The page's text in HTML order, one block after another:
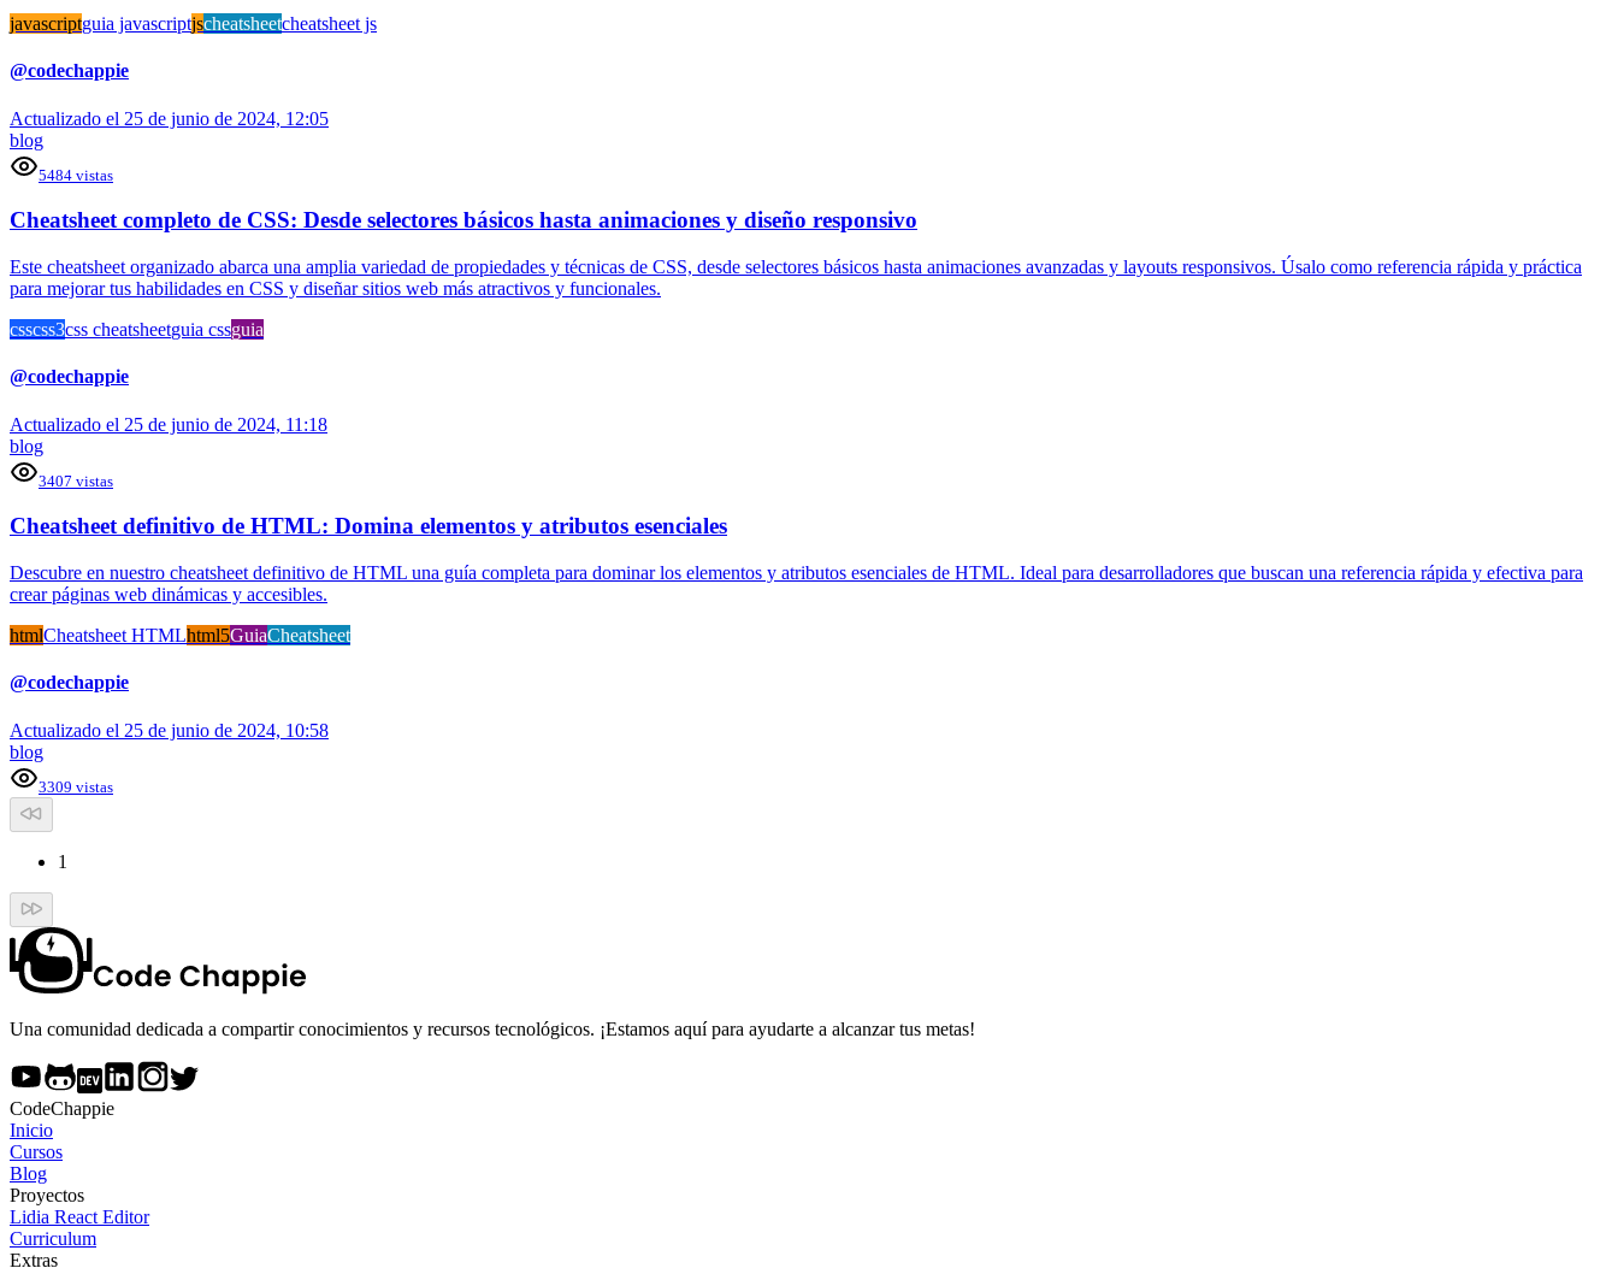
javascriptguia javascriptjscheatsheetcheatsheet js
@codechappie
Actualizado el 25 de junio de 2024, 12:05
blog
5484 vistas
Cheatsheet completo de CSS: Desde selectores básicos hasta animaciones y diseño responsivo
Este cheatsheet organizado abarca una amplia variedad de propiedades y técnicas de CSS, desde selectores básicos hasta animaciones avanzadas y layouts responsivos. Úsalo como referencia rápida y práctica
para mejorar tus habilidades en CSS y diseñar sitios web más atractivos y funcionales.
csscss3css cheatsheetguia cssguia
@codechappie
Actualizado el 25 de junio de 2024, 11:18
blog
3407 vistas
Cheatsheet definitivo de HTML: Domina elementos y atributos esenciales
Descubre en nuestro cheatsheet definitivo de HTML una guía completa para dominar los elementos y atributos esenciales de HTML. Ideal para desarrolladores que buscan una referencia rápida y efectiva para
crear páginas web dinámicas y accesibles.
htmlCheatsheet HTMLhtml5GuiaCheatsheet
@codechappie
Actualizado el 25 de junio de 2024, 10:58
blog
3309 vistas
1
Una comunidad dedicada a compartir conocimientos y recursos tecnológicos. ¡Estamos aquí para ayudarte a alcanzar tus metas!
CodeChappie
Inicio
Cursos
Blog
Proyectos
Lidia React Editor
Curriculum
Extras